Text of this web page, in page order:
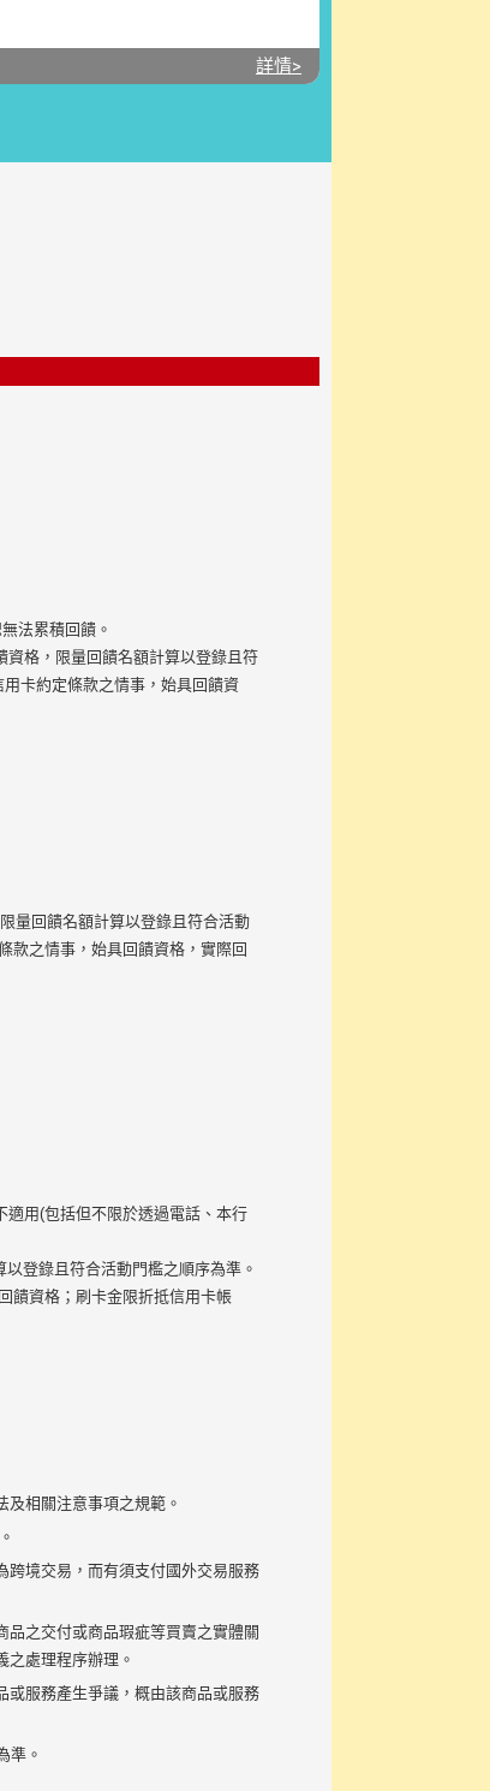
詳情>
法累積回饋。
格，限量回饋名額計算以登錄且符
卡約定條款之情事，始具回饋資
量回饋名額計算以登錄且符合活動
款之情事，始具回饋資格，實際回
用(包括但不限於透過電話、本行
登錄且符合活動門檻之順序為準。
饋資格；刷卡金限折抵信用卡帳
相關注意事項之規範。
跨境交易，而有須支付國外交易服務
之交付或商品瑕疵等買賣之實體關
處理程序辦理。
或服務產生爭議，概由該商品或服務
準。